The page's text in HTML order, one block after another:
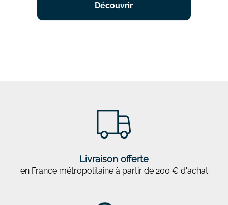
Découvrir
Livraison offerte
en France métropolitaine à partir de 200 € d'achat